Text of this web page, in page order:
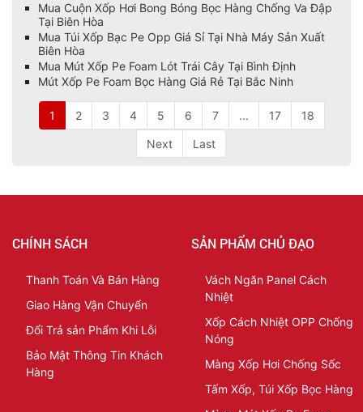
Mua Cuộn Xốp Hơi Bong Bóng Bọc Hàng Chống Va Đập
Tại Biên Hòa
Mua Túi Xốp Bạc Pe Opp Giá Sỉ Tại Nhà Máy Sản Xuất
Biên Hòa
Mua Mút Xốp Pe Foam Lót Trái Cây Tại Bình Định
Mút Xốp Pe Foam Bọc Hàng Giá Rẻ Tại Bắc Ninh
1 2 3 4 5 6 7 ... 17 18
Next Last
CHÍNH SÁCH
Thanh Toán Và Bán Hàng
Giao Hàng Vận Chuyển
Đổi Trả sản Phẩm Khi Lỗi
Bảo Mật Thông Tin Khách
Hàng
SẢN PHẨM CHỦ ĐẠO
Vách Ngăn Panel Cách
Nhiệt
Xốp Cách Nhiệt OPP Chống
Nóng
Màng Xốp Hơi Chống Sốc
Tấm Xốp, Túi Xốp Bọc Hàng